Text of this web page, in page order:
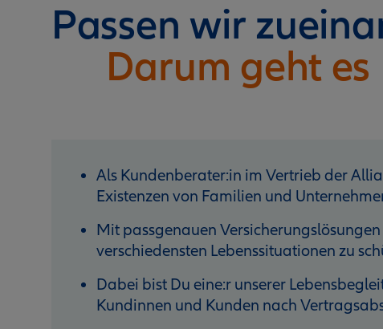
Passen wir
Darum geht es
Als Kundenberater:in im Vertrieb der
Existenzen von Familien und
Mit passgenauen
verschiedensten Lebenssituationen zu
Dabei bist Du eine:r unserer
Kundinnen und Kunden nach